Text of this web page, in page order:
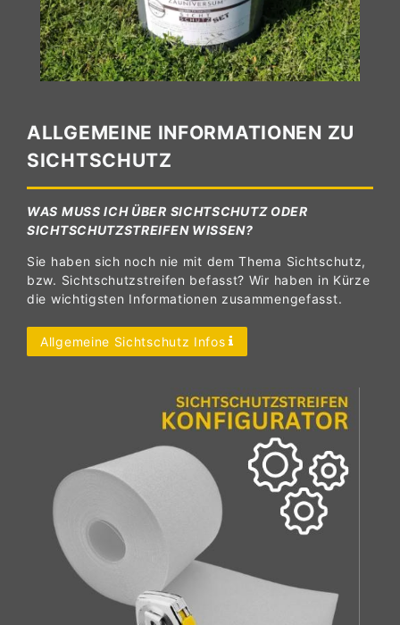
ALLGEMEINE INFORMATIONEN ZU
SICHTSCHUTZ
WAS MUSS ICH ÜBER SICHTSCHUTZ ODER
SICHTSCHUTZSTREIFEN WISSEN?
Sie haben sich noch nie mit dem Thema Sichtschutz,
bzw. Sichtschutzstreifen befasst? Wir haben in Kürze
die wichtigsten Informationen zusammengefasst.
Allgemeine Sichtschutz Infos